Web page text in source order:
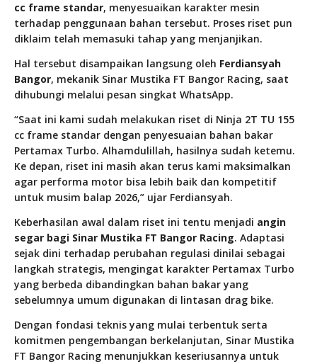
cc frame standar, menyesuaikan karakter mesin
terhadap penggunaan bahan tersebut. Proses riset pun
diklaim telah memasuki tahap yang menjanjikan.
Hal tersebut disampaikan langsung oleh Ferdiansyah
Bangor, mekanik Sinar Mustika FT Bangor Racing, saat
dihubungi melalui pesan singkat WhatsApp.
“Saat ini kami sudah melakukan riset di Ninja 2T TU 155
cc frame standar dengan penyesuaian bahan bakar
Pertamax Turbo. Alhamdulillah, hasilnya sudah ketemu.
Ke depan, riset ini masih akan terus kami maksimalkan
agar performa motor bisa lebih baik dan kompetitif
untuk musim balap 2026,” ujar Ferdiansyah.
Keberhasilan awal dalam riset ini tentu menjadi angin
segar bagi Sinar Mustika FT Bangor Racing. Adaptasi
sejak dini terhadap perubahan regulasi dinilai sebagai
langkah strategis, mengingat karakter Pertamax Turbo
yang berbeda dibandingkan bahan bakar yang
sebelumnya umum digunakan di lintasan drag bike.
Dengan fondasi teknis yang mulai terbentuk serta
komitmen pengembangan berkelanjutan, Sinar Mustika
FT Bangor Racing menunjukkan keseriusannya untuk